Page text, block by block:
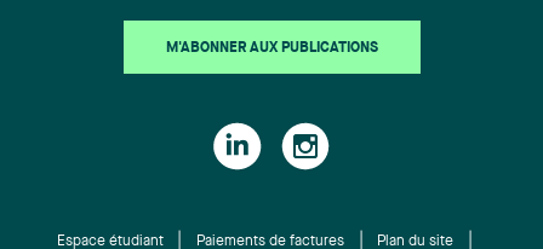
M'ABONNER AUX PUBLICATIONS
Espace étudiant Paiements de factures Plan du site